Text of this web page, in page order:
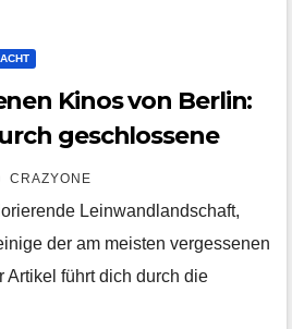
Kinos von Berlin:
geschlossene
CRAZYONE
Leinwandlandschaft,
der am meisten vergessenen
Artikel führt dich durch die